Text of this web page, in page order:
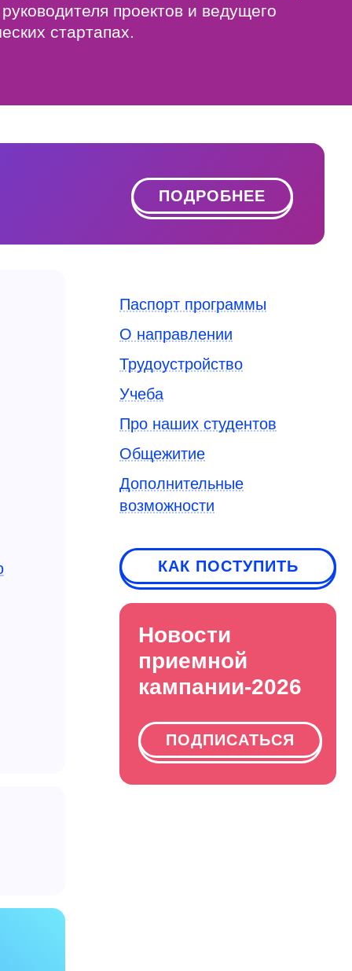
проектов и ведущего
стартапах.
ПОДРОБНЕЕ
Паспорт программы
О направлении
Трудоустройство
Учеба
Про наших студентов
Общежитие
Дополнительные
возможности
КАК ПОСТУПИТЬ
Новости
приемной
кампании-2026
ПОДПИСАТЬСЯ